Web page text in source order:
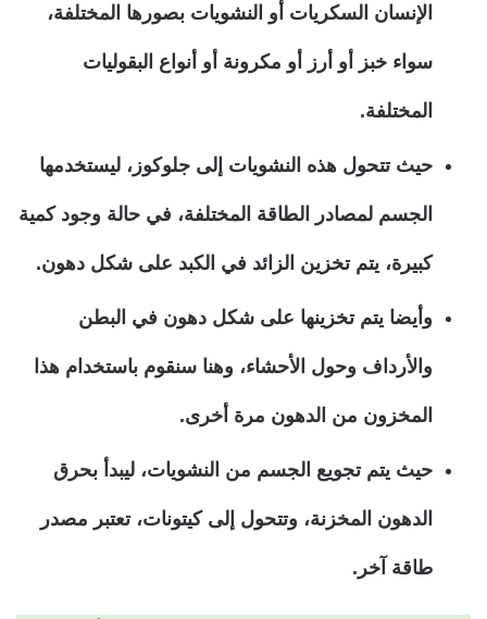
الإنسان السكريات أو النشويات بصورها المختلفة،
سواء خبز أو أرز أو مكرونة أو أنواع البقوليات
المختلفة.
حيث تتحول هذه النشويات إلى جلوكوز، ليستخدمها
الجسم لمصادر الطاقة المختلفة، في حالة وجود كمية
كبيرة، يتم تخزين الزائد في الكبد على شكل دهون.
وأيضا يتم تخزينها على شكل دهون في البطن
والأرداف وحول الأحشاء، وهنا سنقوم باستخدام هذا
المخزون من الدهون مرة أخرى.
حيث يتم تجويع الجسم من النشويات، ليبدأ بحرق
الدهون المخزنة، وتتحول إلى كيتونات، تعتبر مصدر
طاقة آخر.